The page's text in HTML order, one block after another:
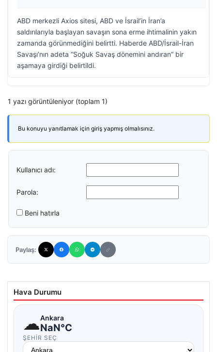
ABD merkezli Axios sitesi, ABD ve İsrail’in İran’a
saldırılarıyla başlayan savaşın sona erme ihtimalinin yakın
zamanda görünmediğini belirtti. Haberde ABD/İsrail-İran
Savaşı’nın adeta “Soğuk Savaş dönemini andıran” bir
aşamaya girdiği belirtildi.
1 yazı görüntüleniyor (toplam 1)
Bu konuyu yanıtlamak için giriş yapmış olmalısınız.
Kullanıcı adı:
Parola:
Beni hatırla
Paylaş:
Hava Durumu
☁Ankara
NaN°C
ŞEHIR SEÇ